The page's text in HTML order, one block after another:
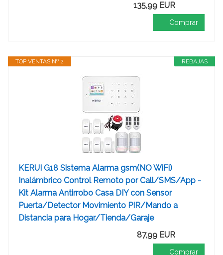
135,99 EUR
Comprar
REBAJAS
TOP VENTAS Nº 2
KERUI G18 Sistema Alarma gsm(NO WiFi)
Inalámbrico Control Remoto por Call/SMS/App -
Kit Alarma Antirrobo Casa DIY con Sensor
Puerta/Detector Movimiento PIR/Mando a
Distancia para Hogar/Tienda/Garaje
87,99 EUR
Comprar